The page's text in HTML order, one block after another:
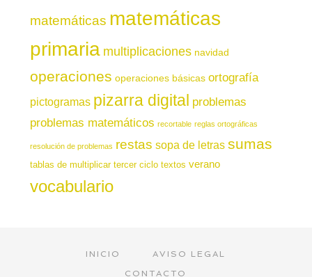
matemáticas matemáticas
primaria multiplicaciones navidad
operaciones operaciones básicas ortografía
pictogramas pizarra digital problemas
problemas matemáticos recortable reglas ortográficas
resolución de problemas restas sopa de letras sumas
tablas de multiplicar tercer ciclo textos verano
vocabulario
INICIO
AVISO LEGAL
CONTACTO